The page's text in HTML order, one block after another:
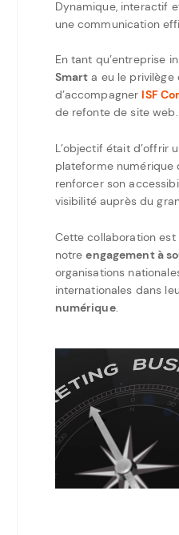
Dynamique, interactif
une communication
En tant qu’entreprise
Smart a eu le privilège
d’accompagner ISF
de refonte de site web.
L’objectif était d’offrir
plateforme numérique
renforcer son
visibilité auprès du
Cette collaboration
notreengagement à
organisations
internationales dans
numérique.